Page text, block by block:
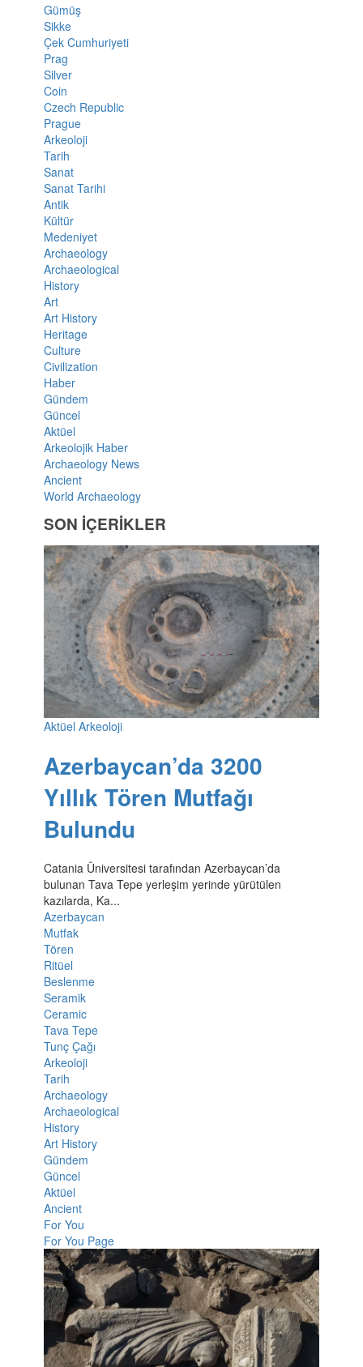
Gümüş
Sikke
Çek Cumhuriyeti
Prag
Silver
Coin
Czech Republic
Prague
Arkeoloji
Tarih
Sanat
Sanat Tarihi
Antik
Kültür
Medeniyet
Archaeology
Archaeological
History
Art
Art History
Heritage
Culture
Civilization
Haber
Gündem
Güncel
Aktüel
Arkeolojik Haber
Archaeology News
Ancient
World Archaeology
SON İÇERİKLER
Aktüel Arkeoloji
Azerbaycan’da 3200
Yıllık Tören Mutfağı
Bulundu
Catania Üniversitesi tarafından Azerbaycan’da
bulunan Tava Tepe yerleşim yerinde yürütülen
kazılarda, Ka...
Azerbaycan
Mutfak
Tören
Ritüel
Beslenme
Seramik
Ceramic
Tava Tepe
Tunç Çağı
Arkeoloji
Tarih
Archaeology
Archaeological
History
Art History
Gündem
Güncel
Aktüel
Ancient
For You
For You Page